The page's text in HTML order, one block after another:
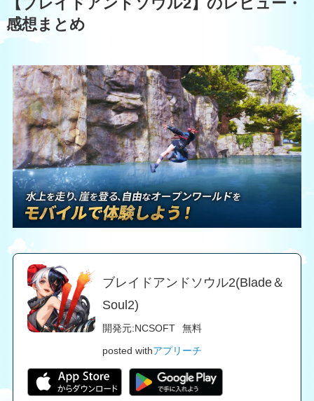
【ブレイドアンドソウル2】のレビュー・
感想まとめ
ブレイドアンドソウル2(Blade＆
Soul2)
開発元:NCSOFT
無料
posted withアプリーチ